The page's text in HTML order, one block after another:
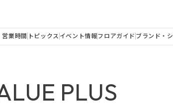
営業時間 トピックス イベント情報フロアガイド ブランド・
PLUS